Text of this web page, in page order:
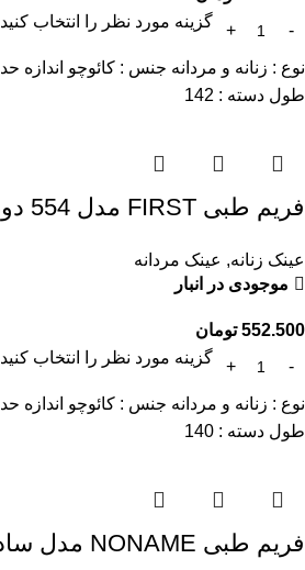
گزینه مورد نظر را انتخاب کنید
طول دسته : 142
فریم طبی FIRST مدل 554 دودی
عینک زنانه, عینک مردانه
موجودی در انبار
552.500 تومان
گزینه مورد نظر را انتخاب کنید
طول دسته : 140
فریم طبی NONAME مدل ساده مشکی